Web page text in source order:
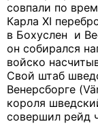
совпали по
Карла XI
в Бохуслен и
он собирался
войско
Свой штаб
Венерсборге
короля
совершил рейд